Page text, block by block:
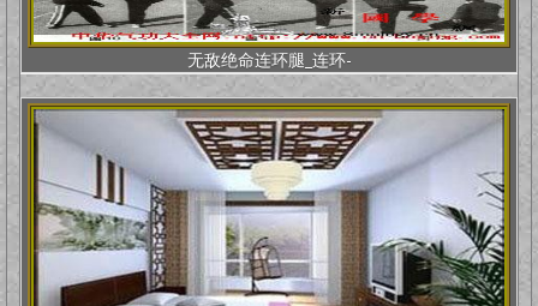
无敌绝命连环腿_连环-